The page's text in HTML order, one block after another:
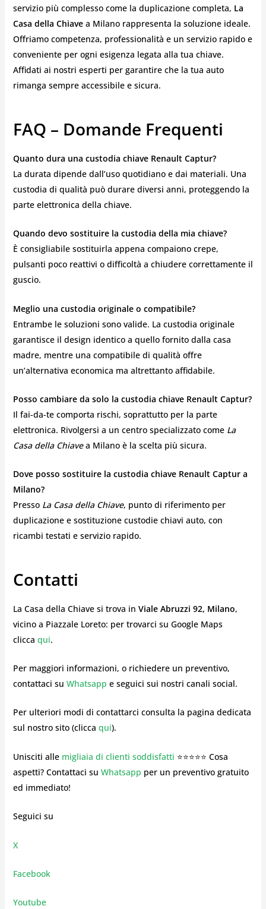
servizio più complesso come la duplicazione completa, La
Casa della Chiavea Milano rappresenta la soluzione ideale.
Offriamo competenza, professionalità e un servizio rapido e
conveniente per ogni esigenza legata alla tua chiave.
Affidati ai nostri esperti per garantire che la tua auto
rimanga sempre accessibile e sicura.
FAQ – Domande Frequenti
Quanto dura una custodia chiave Renault Captur?
La durata dipende dall’uso quotidiano e dai materiali. Una
custodia di qualità può durare diversi anni, proteggendo la
parte elettronica della chiave.
Quando devo sostituire la custodia della mia chiave?
È consigliabile sostituirla appena compaiono crepe,
pulsanti poco reattivi o difficoltà a chiudere correttamente il
guscio.
Meglio una custodia originale o compatibile?
Entrambe le soluzioni sono valide. La custodia originale
garantisce il design identico a quello fornito dalla casa
madre, mentre una compatibile di qualità offre
un’alternativa economica ma altrettanto affidabile.
Posso cambiare da solo la custodia chiave Renault Captur?
Il fai-da-te comporta rischi, soprattutto per la parte
elettronica. Rivolgersi a un centro specializzato come La
Casa della Chiavea Milano è la scelta più sicura.
Dove posso sostituire la custodia chiave Renault Captur a
Milano?
Presso La Casa della Chiave, punto di riferimento per
duplicazione e sostituzione custodie chiavi auto, con
ricambi testati e servizio rapido.
Contatti
La Casa della Chiave si trova in Viale Abruzzi 92, Milano,
vicino a Piazzale Loreto: per trovarci su Google Maps
clicca qui.
Per maggiori informazioni, o richiedere un preventivo,
contattaci su Whatsapp e seguici sui nostri canali social.
Per ulteriori modi di contattarci consulta la pagina dedicata
sul nostro sito (clicca qui).
Unisciti alle migliaia di clienti soddisfatti ⭐⭐⭐⭐⭐ Cosa
aspetti? Contattaci su Whatsapp per un preventivo gratuito
ed immediato!
Seguici su
X
Facebook
Youtube